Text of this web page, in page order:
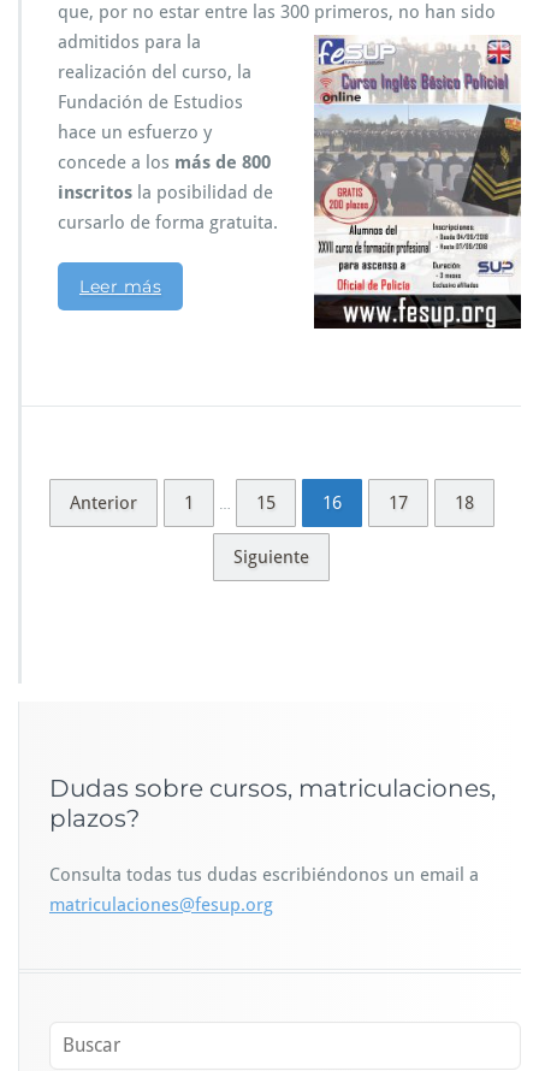
que, por no estar entre las 300 primeros, no han sido
admitidos para la
realización del curso, la
Fundación de Estudios
hace un esfuerzo y
concede a los más de 800
inscritos la posibilidad de
cursarlo de forma gratuita.
Leer más
Anterior 1 15 16 17 18
Siguiente
Dudas sobre cursos, matriculaciones,
plazos?
Consulta todas tus dudas escribiéndonos un email a
matriculaciones@fesup.org